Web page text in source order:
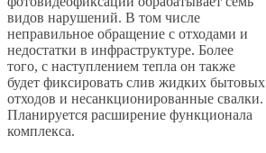
видов нарушений. В том числе
неправильное обращение с отходами и
недостатки в инфраструктуре. Более
того, с наступлением тепла он также
будет фиксировать слив жидких бытовых
отходов и несанкционированные свалки.
Планируется расширение функционала
комплекса.